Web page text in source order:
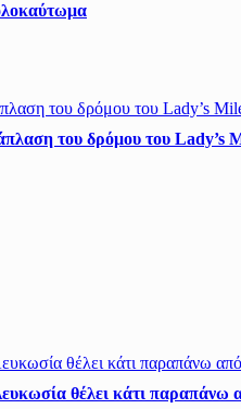
του δρόμου του Lady’s
θέλει κάτι παραπάνω